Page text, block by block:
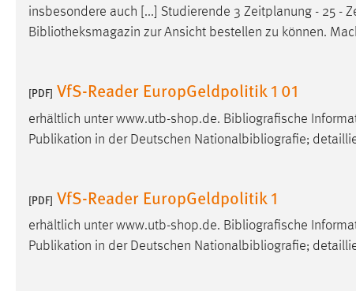
insbesondere auch [...] Studierende 3 Zeitplanung - 25 -
Bibliotheksmagazin zur Ansicht bestellen zu können.
[PDF] VfS-Reader EuropGeldpolitik 1 01
erhältlich unter www.utb-shop.de. Bibliografische
Publikation in der Deutschen Nationalbibliografie;
[PDF] VfS-Reader EuropGeldpolitik 1
erhältlich unter www.utb-shop.de. Bibliografische
Publikation in der Deutschen Nationalbibliografie;
Google Ads
Anbieter: Google Ireland Limited
Zweck: Conversion-Tracking
Cookie Laufzeit: 3 Monate
Facebook Pixel
Name: _fbp
Anbieter: Facebook